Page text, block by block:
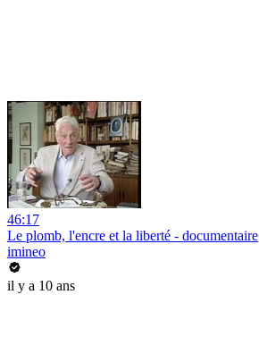
46:17
Le plomb, l'encre et la liberté - documentaire
imineo
il y a 10 ans